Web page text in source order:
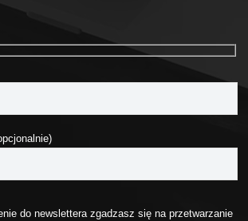
do newslettera zgadzasz się na przetwarzanie